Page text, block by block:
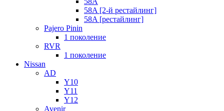
58A [2-й рестайлинг]
58A [рестайлинг]
Pajero Pinin
1 поколение
RVR
1 поколение
Nissan
AD
Y10
Y11
Y12
Avenir